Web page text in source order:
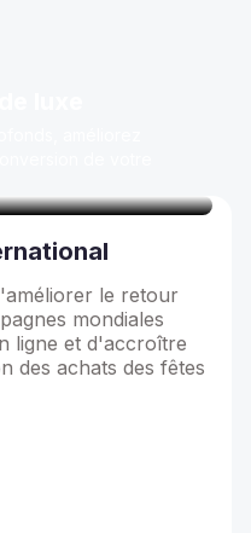
le retour
mondiales
ligne et d'accroître
des achats des fêtes